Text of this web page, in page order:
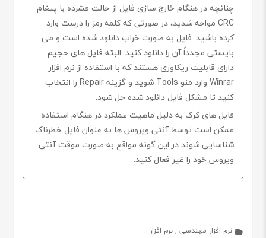
چنانچه در هنگام خارج سازی فایل از حالت فشرده با پیغام
CRC مواجه شدید، در صورتی که کلمه رمز را درست وارد
کرده باشید. فایل به صورت خراب دانلود شده است و می
بایستی مجدداً آن را دانلود کنید. البته فایل های حجیم
دارای قابلیت ریکاوری هستند که با استفاده از نرم افزار
Winrar وارد منو Tools شوید و گزینه Repair را انتخاب
کنید تا مشکل فایل دانلود شده حل شود.
فایل های کرک به دلیل ماهیت عملکرد در هنگام استفاده
ممکن است توسط آنتی ویروس ها به عنوان فایل خطرناک
شناسایی شوند در این گونه مواقع به صورت موقت آنتی
ویروس خود را غیر فعال کنید.
نرم افزار مهندسی ,نرم افزار